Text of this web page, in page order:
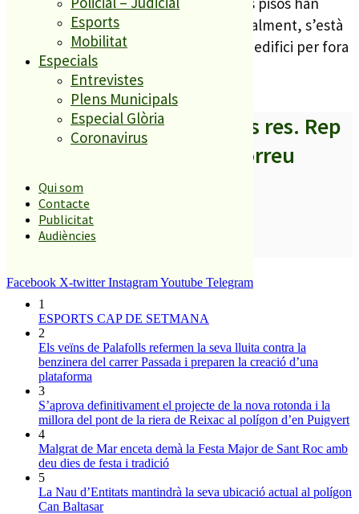
Esports
Mobilitat
Especials
Entrevistes
Plens Municipals
Especial Glòria
Coronavirus
Qui som
Contacte
Publicitat
Audiències
Facebook X-twitter InstagramYoutube Telegram
d’estar acabats a finals de maig i, actualment, s’està
treballant en la construcció del segon edifici per fora
i s’està acabant l’interior del primer.
A partir d’ara no et perdis res. Rep
els titulars al teu correu
SUBSCRIURE’M
1
ESPORTS CAP DE SETMANA
2
Els veïns de Palafolls refermen la seva lluita contra la
benzinera del carrer Passada i preparen la creació d’una
plataforma
3
S’aprova definitivament el projecte de la nova rotonda i la
millora del pont de la riera de Reixac al polígon d’en Puigvert
4
Malgrat de Mar enceta demà la Festa Major de Sant Roc amb
deu dies de festa i tradició
5
La Nau d’Entitats mantindrà la seva ubicació actual al polígon
Can Baltasar